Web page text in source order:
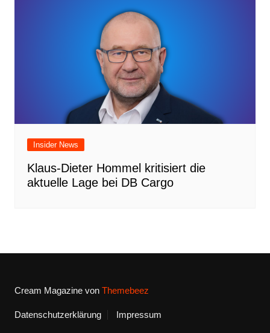
Insider News
Klaus-Dieter Hommel kritisiert die
aktuelle Lage bei DB Cargo
Cream Magazine von Themebeez
Datenschutzerklärung Impressum